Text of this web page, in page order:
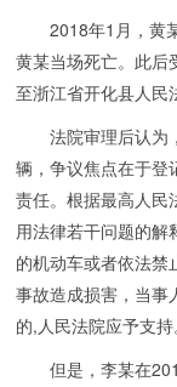
2018年1月，黄某
黄某当场死亡。此后
至浙江省开化县人民
法院审理后认为
辆，争议焦点在于登
责任。根据最高人民
用法律若干问题的解
的机动车或者依法禁
事故造成损害，当事
的,人民法院应予支持
但是，李某在